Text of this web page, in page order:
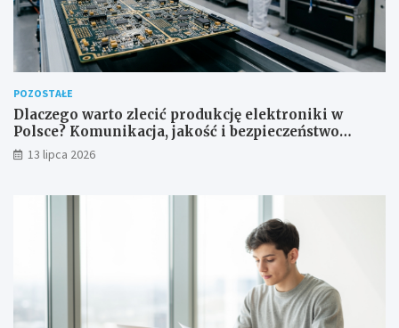
POZOSTAŁE
Dlaczego warto zlecić produkcję elektroniki w
Polsce? Komunikacja, jakość i bezpieczeństwo
dostaw
13 lipca 2026